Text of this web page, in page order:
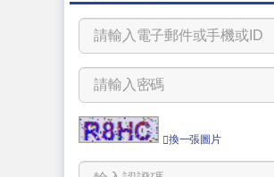
換一張圖片